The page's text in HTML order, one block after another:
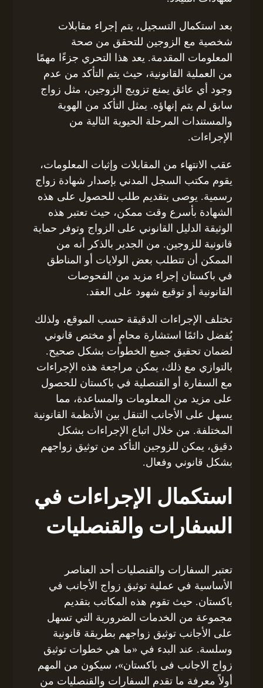
بعد استكمال التسجيل، يتم إجراء مقابلات
شخصية مع الزوجين للتحقق من صحة
المعلومات المقدمة. يعد هذا التحري جزءًا مهمًا
من العملية القانونية، حيث يتم التأكد من عدم
وجود أي عائق يمنع تزويج الزوجين، مثل زواج
سابق لم يتم إنهاؤه. يمثل التأكد من الهوية
والمستندات المرحلة الحيوية التالية من
الإجراءات.
عقب الانتهاء من المقابلات وإثبات المعلومات،
يقوم مكتب السجل المدني بإصدار شهادة زواج
رسمية. يوصى بتقديم طلب للحصول على هذه
الشهادة بأسرع وقت ممكن، حيث تعتبر هذه
الوثيقة الدليل القانوني على الزواج وتوفر حماية
قانونية للزوجين. من الجدير بالذكر أنه من
الممكن أن تتطلب بعض الولايات أو المناطق
في باكستان إجراء مزيد من الفحوصات
القانونية أو توقيع شهود على العقد.
تختلف الإجراءات الدقيقة حسب الموقع، ولذلك
يُفضل دائمًا استشارة محامٍ أو مختص قانوني
لضمان تحقيق جميع الخطوات بشكل صحيح.
بالتوازي مع ذلك، يمكن مراجعة هذه الإجراءات
مع السفارة أو القنصلية في باكستان للحصول
على مزيد من المعلومات والمساعدة، مما
يسهل على الأجانب التنقل بين الأنظمة القانونية
المختلفة. من خلال اتباع الإجراءات بشكل
دقيق، يمكن للزوجين التأكد من توثيق زواجهم
بشكل قانوني وفعال.
استكمال الإجراءات في
السفارات والقنصليات
تعتبر السفارات والقنصليات أحد العناصر
الأساسية في عملية توثيق زواج الأجانب في
باكستان. حيث تقوم هذه المكاتب بتقديم
مجموعة من الخدمات الضرورية التي تسهل
على الأجانب توثيق زواجهم بطريقة قانونية
وسلسة. عند البدء في «ما هي خطوات توثيق
زواج الاجانب فى باكستان»، سيكون من المهم
أولاً معرفة ما تقدم السفارات والقنصليات من